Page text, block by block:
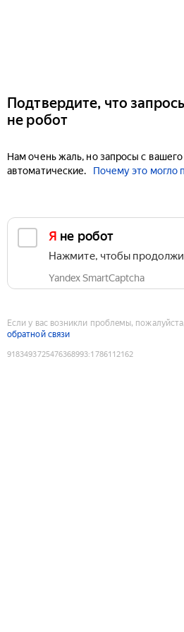
Подтвердите, что
не робот
Нам очень жаль, но запросы с
автоматические.
Почему это могло
Я не робот
Нажмите, чтобы
Yandex SmartCaptcha
Если у вас возникли проблемы,
обратной связи
9183493725476368993:1786112162